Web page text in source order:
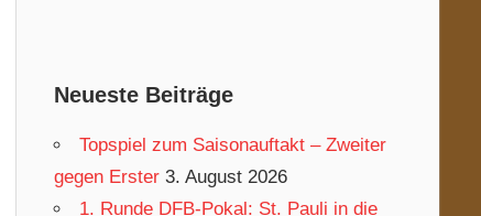
Neueste Beiträge
Topspiel zum Saisonauftakt – Zweiter
gegen Erster 3. August 2026
1. Runde DFB-Pokal: St. Pauli in die